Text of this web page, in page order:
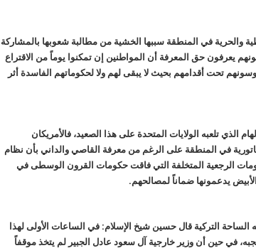
والحرية في المنطقة سببها الخشية من مطالبة شعوبها بالمشاركة
يعرفون حق المعرفة أن المواطنين إن تمكنوا يوماً من الاقتراع
تحت أقدامهم بحيث لا يبقى لهم ولا لحكوماتهم الفاسدة أثر
الذي تلعبه الولايات المتحدة على هذا الصعيد، فالأمريكان
في المنطقة على الرغم من معرفة القاصي والداني بأن نظام
الرجعية المتخلفة التي فاقت حكومات القرون الوسطى في
يدعمونها ضماناً لمصالحهم.
الساحة التركية قال حسين شيخ الإسلام: في الساعات الأولى لهذا
في حين أن وزير خارجية آل سعود عادل الجبير لم يتخذ موقفاً